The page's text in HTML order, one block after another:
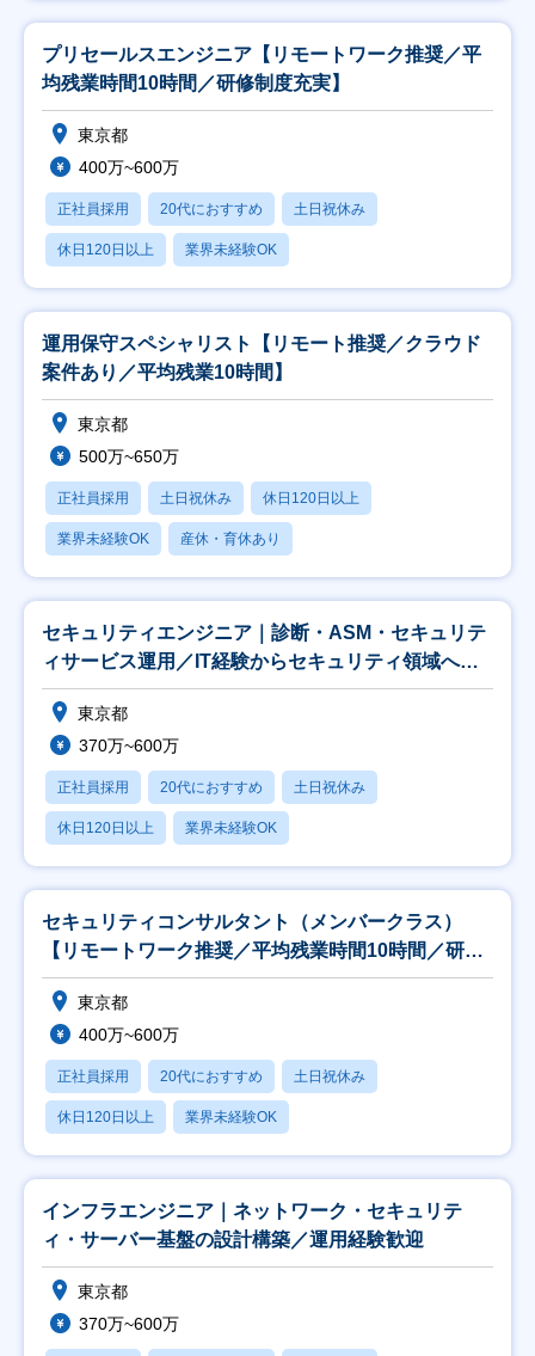
プリセールスエンジニア【リモートワーク推奨／平
均残業時間10時間／研修制度充実】
東京都
400万~600万
正社員採用 20代におすすめ 土日祝休み
休日120日以上 業界未経験OK
運用保守スペシャリスト【リモート推奨／クラウド
案件あり／平均残業10時間】
東京都
500万~650万
正社員採用 土日祝休み 休日120日以上
業界未経験OK 産休・育休あり
セキュリティエンジニア｜診断・ASM・セキュリテ
ィサービス運用／IT経験からセキュリティ領域へ挑
戦可
東京都
370万~600万
正社員採用 20代におすすめ 土日祝休み
休日120日以上 業界未経験OK
セキュリティコンサルタント（メンバークラス）
【リモートワーク推奨／平均残業時間10時間／研修
制度充実
東京都
400万~600万
正社員採用 20代におすすめ 土日祝休み
休日120日以上 業界未経験OK
インフラエンジニア｜ネットワーク・セキュリテ
ィ・サーバー基盤の設計構築／運用経験歓迎
東京都
370万~600万